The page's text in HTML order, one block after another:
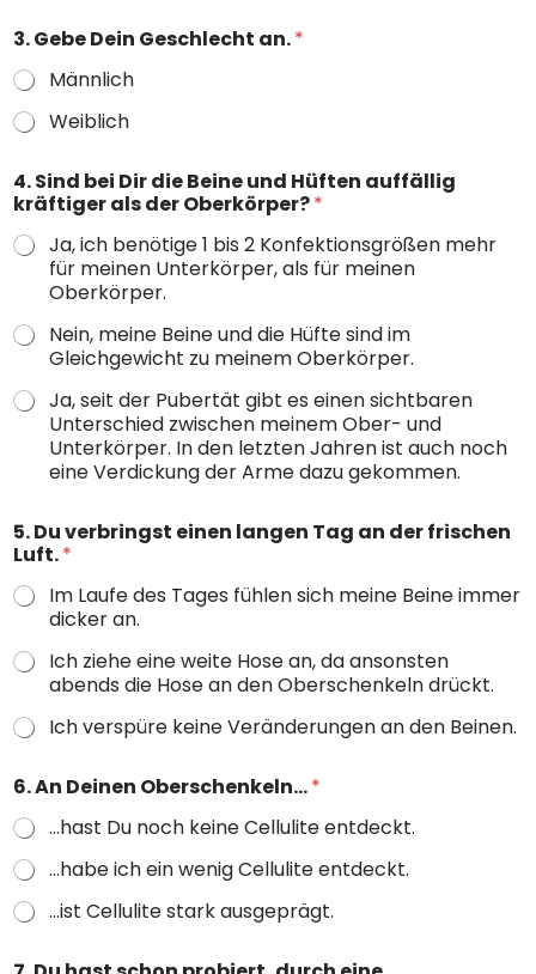
3. Gebe Dein Geschlecht an.*
Männlich
Weiblich
4. Sind bei Dir die Beine und Hüften auffällig
kräftiger als der Oberkörper?*
Ja, ich benötige 1 bis 2 Konfektionsgrößen mehr
für meinen Unterkörper, als für meinen
Oberkörper.
Nein, meine Beine und die Hüfte sind im
Gleichgewicht zu meinem Oberkörper.
Ja, seit der Pubertät gibt es einen sichtbaren
Unterschied zwischen meinem Ober- und
Unterkörper. In den letzten Jahren ist auch noch
eine Verdickung der Arme dazu gekommen.
5. Du verbringst einen langen Tag an der frischen
Luft.*
Im Laufe des Tages fühlen sich meine Beine immer
dicker an.
Ich ziehe eine weite Hose an, da ansonsten
abends die Hose an den Oberschenkeln drückt.
Ich verspüre keine Veränderungen an den Beinen.
6. An Deinen Oberschenkeln…*
…hast Du noch keine Cellulite entdeckt.
…habe ich ein wenig Cellulite entdeckt.
…ist Cellulite stark ausgeprägt.